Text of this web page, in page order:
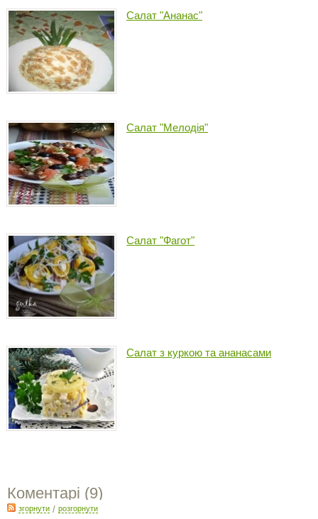
Салат "Ананас"
Салат "Мелодія"
Салат "Фагот"
Салат з куркою та ананасами
Коментарі (9)
згорнути / розгорнути